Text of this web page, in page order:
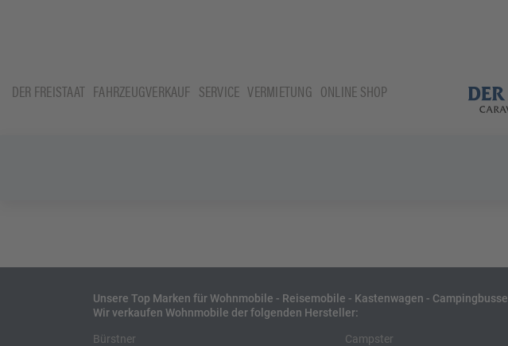
DER FREISTAAT FAHRZEUGVERKAUF SERVICE VERMIETUNG ONLINE SHOP
Unsere Top Marken für Wohnmobile - Reisemobile - Kastenwagen - Campingbusse
Wir verkaufen Wohnmobile der folgenden Hersteller:
Bürstner
Campster